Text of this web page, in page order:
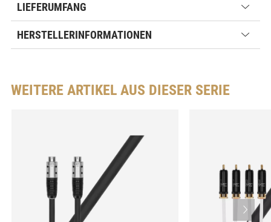
LIEFERUMFANG
HERSTELLERINFORMATIONEN
WEITERE ARTIKEL AUS DIESER SERIE